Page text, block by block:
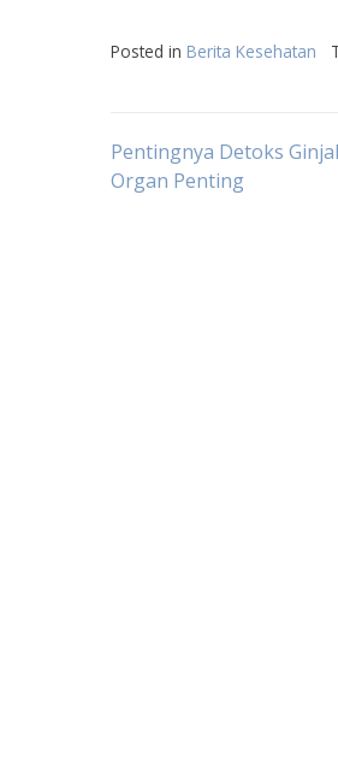
Posted in Berita Kesehatan
Post
Pentingnya Detoks
Organ Penting